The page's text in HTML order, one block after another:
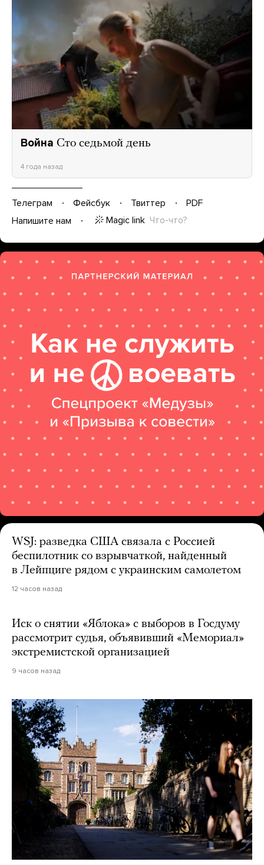
Война Сто седьмой день
4 года назад
Телеграм Фейсбук Твиттер
PDF
Напишите нам
Magic link Что-что?
WSJ: разведка США связала с Россией
беспилотник со взрывчаткой, найденный
в Лейпциге рядом с украинским самолетом
12 часов назад
Иск о снятии «Яблока» с выборов в Госдуму
рассмотрит судья, объявивший «Мемориал»
экстремистской организацией
9 часов назад